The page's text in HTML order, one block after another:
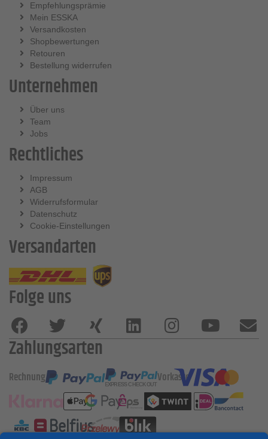
Empfehlungsprämie
Mein ESSKA
Versandkosten
Shopbewertungen
Retouren
Bestellung widerrufen
Unternehmen
Über uns
Team
Jobs
Rechtliches
Impressum
AGB
Widerrufsformular
Datenschutz
Cookie-Einstellungen
Versandarten
Folge uns
Zahlungsarten
Rechnung Vorkasse